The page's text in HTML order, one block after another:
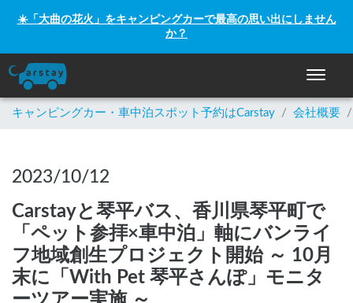
☀️「大曲の花火」をキャンピングカーで最高の思い出にしません
か？
ナビゲ
キャンピングカー・車中泊スポット予約はCarstay / 会社概要 /
2023/10/12
Carstayと琴平バス、香川県琴平町で
「ペット参拝×車中泊」軸にバンライ
フ地域創生プロジェクト開始 ～ 10月
末に「With Pet 琴平さんぽ」モニタ